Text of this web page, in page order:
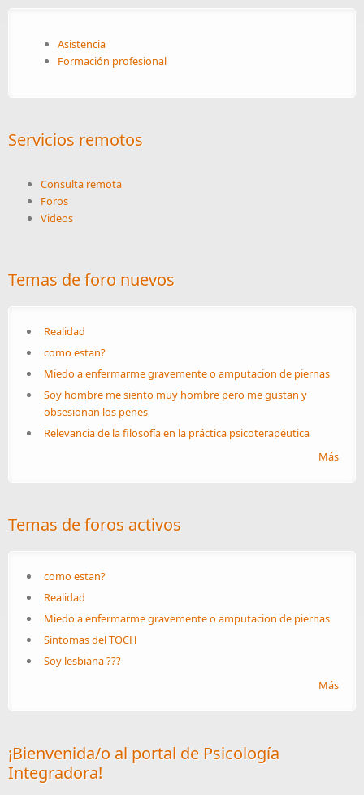
Asistencia
Formación profesional
Servicios remotos
Consulta remota
Foros
Videos
Temas de foro nuevos
Realidad
como estan?
Miedo a enfermarme gravemente o amputacion de piernas
Soy hombre me siento muy hombre pero me gustan y
obsesionan los penes
Relevancia de la filosofía en la práctica psicoterapéutica
Más
Temas de foros activos
como estan?
Realidad
Miedo a enfermarme gravemente o amputacion de piernas
Síntomas del TOCH
Soy lesbiana ???
Más
¡Bienvenida/o al portal de Psicología
Integradora!